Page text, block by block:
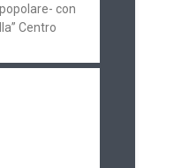
con
Centro